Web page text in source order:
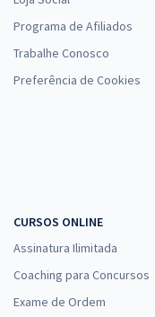
Programa de Afiliados
Trabalhe Conosco
Preferência de Cookies
CURSOS ONLINE
Assinatura Ilimitada
Coaching para Concursos
Exame de Ordem